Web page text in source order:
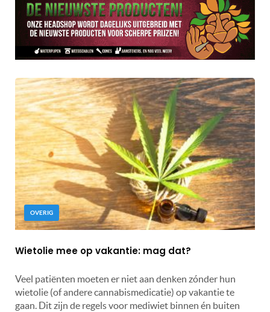
OVERIG
Wietolie mee op vakantie: mag dat?
Veel patiënten moeten er niet aan denken zónder hun
wietolie (of andere cannabismedicatie) op vakantie te
gaan. Dit zijn de regels voor mediwiet binnen én buiten